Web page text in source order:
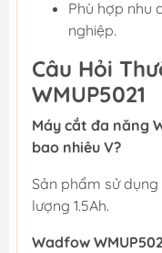
Phù hợp nhu
nghiệp.
Câu Hỏi
WMUP5021
Máy cắt đa năng
bao nhiêu V?
Sản phẩm sử dụng
lượng 1.5Ah.
Wadfow